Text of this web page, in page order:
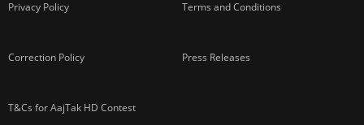
Privacy Policy Terms and Conditions
Correction Policy Press Releases
T&Cs for AajTak HD Contest